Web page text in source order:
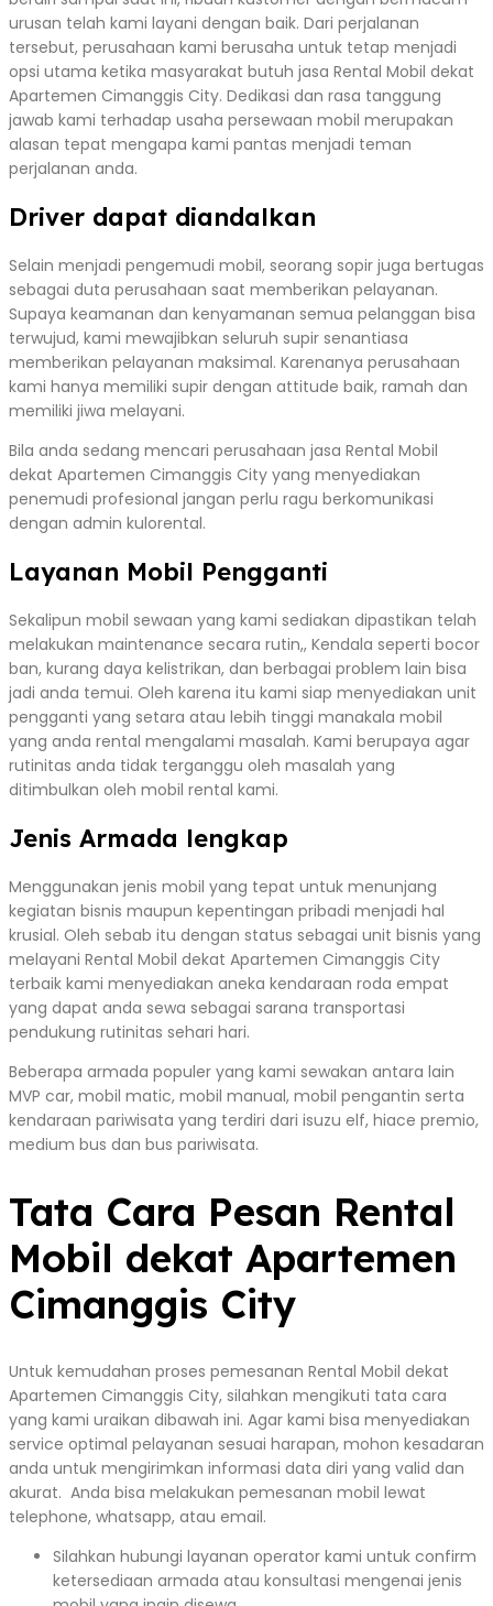
urusan telah kami layani dengan baik. Dari perjalanan
tersebut, perusahaan kami berusaha untuk tetap menjadi
opsi utama ketika masyarakat butuh jasa Rental Mobil dekat
Apartemen Cimanggis City. Dedikasi dan rasa tanggung
jawab kami terhadap usaha persewaan mobil merupakan
alasan tepat mengapa kami pantas menjadi teman
perjalanan anda.
Driver dapat diandalkan
Selain menjadi pengemudi mobil, seorang sopir juga bertugas
sebagai duta perusahaan saat memberikan pelayanan.
Supaya keamanan dan kenyamanan semua pelanggan bisa
terwujud, kami mewajibkan seluruh supir senantiasa
memberikan pelayanan maksimal. Karenanya perusahaan
kami hanya memiliki supir dengan attitude baik, ramah dan
memiliki jiwa melayani.
Bila anda sedang mencari perusahaan jasa Rental Mobil
dekat Apartemen Cimanggis City yang menyediakan
penemudi profesional jangan perlu ragu berkomunikasi
dengan admin kulorental.
Layanan Mobil Pengganti
Sekalipun mobil sewaan yang kami sediakan dipastikan telah
melakukan maintenance secara rutin,, Kendala seperti bocor
ban, kurang daya kelistrikan, dan berbagai problem lain bisa
jadi anda temui. Oleh karena itu kami siap menyediakan unit
pengganti yang setara atau lebih tinggi manakala mobil
yang anda rental mengalami masalah. Kami berupaya agar
rutinitas anda tidak terganggu oleh masalah yang
ditimbulkan oleh mobil rental kami.
Jenis Armada lengkap
Menggunakan jenis mobil yang tepat untuk menunjang
kegiatan bisnis maupun kepentingan pribadi menjadi hal
krusial. Oleh sebab itu dengan status sebagai unit bisnis yang
melayani Rental Mobil dekat Apartemen Cimanggis City
terbaik kami menyediakan aneka kendaraan roda empat
yang dapat anda sewa sebagai sarana transportasi
pendukung rutinitas sehari hari.
Beberapa armada populer yang kami sewakan antara lain
MVP car, mobil matic, mobil manual, mobil pengantin serta
kendaraan pariwisata yang terdiri dari isuzu elf, hiace premio,
medium bus dan bus pariwisata.
Tata Cara Pesan Rental
Mobil dekat Apartemen
Cimanggis City
Untuk kemudahan proses pemesanan Rental Mobil dekat
Apartemen Cimanggis City, silahkan mengikuti tata cara
yang kami uraikan dibawah ini. Agar kami bisa menyediakan
service optimal pelayanan sesuai harapan, mohon kesadaran
anda untuk mengirimkan informasi data diri yang valid dan
akurat. Anda bisa melakukan pemesanan mobil lewat
telephone, whatsapp, atau email.
Silahkan hubungi layanan operator kami untuk confirm
ketersediaan armada atau konsultasi mengenai jenis